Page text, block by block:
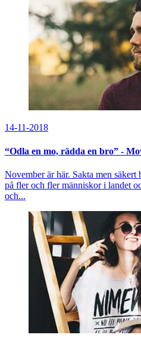
14-11-2018
“Odla en mo, rädda en bro” -
November är här. Sakta men säkert
på fler och fler människor i landet
och...